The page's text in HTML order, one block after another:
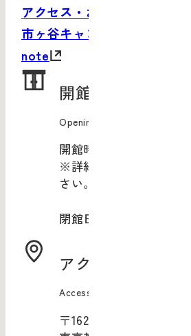
アクセス・お問い合わせ
市ヶ谷キャンパスサイト
note
開館情報
Opening Information
開館時間：10:00-20:00
※詳細は
さい。
閉館日：年末年始
アクセス
Access
〒162-0843